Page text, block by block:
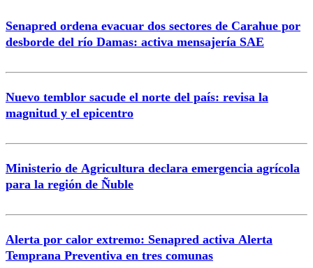
Correo
Senapred ordena evacuar dos sectores de Carahue por
desborde del río Damas: activa mensajería SAE
Nuevo temblor sacude el norte del país: revisa la
magnitud y el epicentro
Ministerio de Agricultura declara emergencia agrícola
para la región de Ñuble
Alerta por calor extremo: Senapred activa Alerta
Temprana Preventiva en tres comunas